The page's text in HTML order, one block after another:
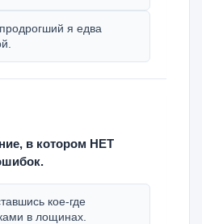
я едва
в котором НЕТ
кое-где
в лощинах.